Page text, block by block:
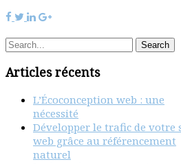
MLC-
marketing
Digital
partage
Facebook
MLC-
marketing
Digital
partage
MLC-
marketing
Digital
partage
linkedin
MLC-
marketing
Digital
partage
google
plus
Articles récents
L’Écoconception web : une
nécessité
Développer le trafic de votre
web grâce au référencement
naturel